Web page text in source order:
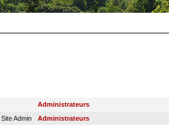
Administrateurs
Site Admin
Administrateurs